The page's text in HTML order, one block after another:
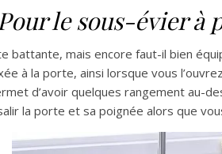
le sous-évier à
battante, mais encore faut-il bien
à la porte, ainsi lorsque vous
d’avoir quelques rangement au-
la porte et sa poignée alors que